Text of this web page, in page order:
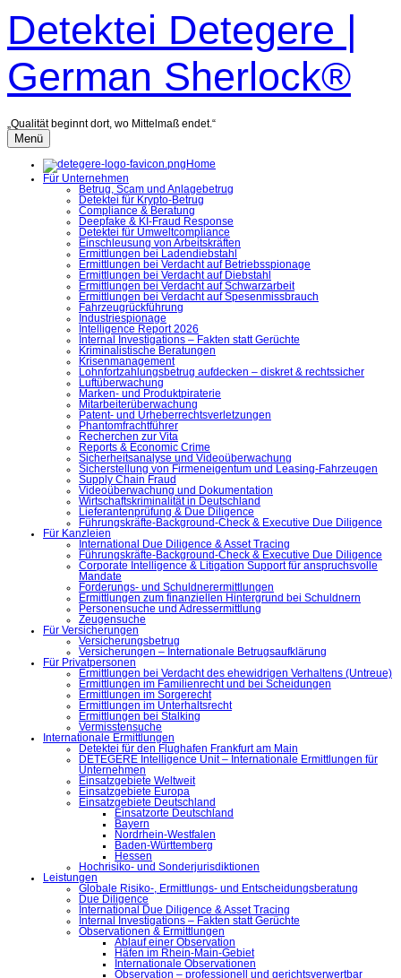
Inhalt
überspringen
Detektei Detegere |
German Sherlock®
„Qualität beginnt dort, wo Mittelmaß endet.“
Menü
Home
Für Unternehmen
Betrug, Scam und Anlagebetrug
Detektei für Krypto-Betrug
Compliance & Beratung
Deepfake & KI-Fraud Response
Detektei für Umweltcompliance
Einschleusung von Arbeitskräften
Ermittlungen bei Ladendiebstahl
Ermittlungen bei Verdacht auf Betriebsspionage
Ermittlungen bei Verdacht auf Diebstahl
Ermittlungen bei Verdacht auf Schwarzarbeit
Ermittlungen bei Verdacht auf Spesenmissbrauch
Fahrzeugrückführung
Industriespionage
Intelligence Report 2026
Internal Investigations – Fakten statt Gerüchte
Kriminalistische Beratungen
Krisenmanagement
Lohnfortzahlungsbetrug aufdecken – diskret & rechtssicher
Luftüberwachung
Marken- und Produktpiraterie
Mitarbeiterüberwachung
Patent- und Urheberrechtsverletzungen
Phantomfrachtführer
Recherchen zur Vita
Reports & Economic Crime
Sicherheitsanalyse und Videoüberwachung
Sicherstellung von Firmeneigentum und Leasing-Fahrzeugen
Supply Chain Fraud
Videoüberwachung und Dokumentation
Wirtschaftskriminalität in Deutschland
Lieferantenprüfung & Due Diligence
Führungskräfte-Background-Check & Executive Due Diligence
Für Kanzleien
International Due Diligence & Asset Tracing
Führungskräfte-Background-Check & Executive Due Diligence
Corporate Intelligence & Litigation Support für anspruchsvolle
Mandate
Forderungs- und Schuldnerermittlungen
Ermittlungen zum finanziellen Hintergrund bei Schuldnern
Personensuche und Adressermittlung
Zeugensuche
Für Versicherungen
Versicherungsbetrug
Versicherungen – Internationale Betrugsaufklärung
Für Privatpersonen
Ermittlungen bei Verdacht des ehewidrigen Verhaltens (Untreue)
Ermittlungen im Familienrecht und bei Scheidungen
Ermittlungen im Sorgerecht
Ermittlungen im Unterhaltsrecht
Ermittlungen bei Stalking
Vermisstensuche
Internationale Ermittlungen
Detektei für den Flughafen Frankfurt am Main
DETEGERE Intelligence Unit – Internationale Ermittlungen für
Unternehmen
Einsatzgebiete Weltweit
Einsatzgebiete Europa
Einsatzgebiete Deutschland
Einsatzorte Deutschland
Bayern
Nordrhein-Westfalen
Baden-Württemberg
Hessen
Hochrisiko- und Sonderjurisdiktionen
Leistungen
Globale Risiko-, Ermittlungs- und Entscheidungsberatung
Due Diligence
International Due Diligence & Asset Tracing
Internal Investigations – Fakten statt Gerüchte
Observationen & Ermittlungen
Ablauf einer Observation
Häfen im Rhein-Main-Gebiet
Internationale Observationen
Observation – professionell und gerichtsverwertbar